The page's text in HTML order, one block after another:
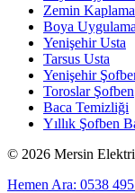
Zemin Kaplama
Boya Uygulama
Yenişehir Usta
Tarsus Usta
Yenişehir
Toroslar Şofben
Baca Temizliği
Yıllık Şofben
© 2026 Mersin
Hemen Ara: 0538